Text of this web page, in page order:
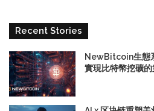
Recent Stories
NewBitcoin生態
實現比特幣挖礦